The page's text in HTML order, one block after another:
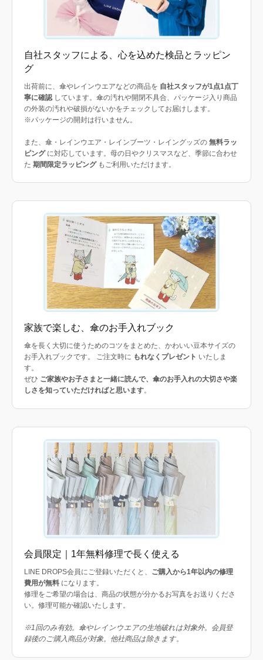
自社スタッフによる、心を込めた検品とラッピン
グ
出荷前に、傘やレインウエアなどの商品を 自社スタッフが1点1点丁
寧に確認 しています。傘の汚れや開閉不具合、パッケージ入り商品
の外装の汚れや破損がないかをチェックしてお届けします。
※パッケージの開封は行いません。
また、傘・レインウエア・レインブーツ・レイングッズの 無料ラッ
ピングに対応しています。母の日やクリスマスなど、季節に合わせ
た 期間限定ラッピングもご利用いただけます。
家族で楽しむ、傘のお手入れブック
傘を長く大切に使うためのコツをまとめた、かわいい豆本サイズの
お手入れブックです。 ご注文時に もれなくプレゼント いたしま
す。
ぜひ ご家族やお子さまと一緒に読んで、傘のお手入れの大切さや楽
しさを知っていただければと思います。
会員限定｜1年無料修理で長く使える
LINE DROPS会員にご登録いただくと、 ご購入から1年以内の修理
費用が無料 になります。
修理をご希望の場合は、商品の状態が分かるお写真をお送りくださ
い。修理可能か確認いたします。
※1回のみ有効。傘やレインウエアの生地破れは対象外。会員登
録後のご購入商品が対象。他社商品は除きます。